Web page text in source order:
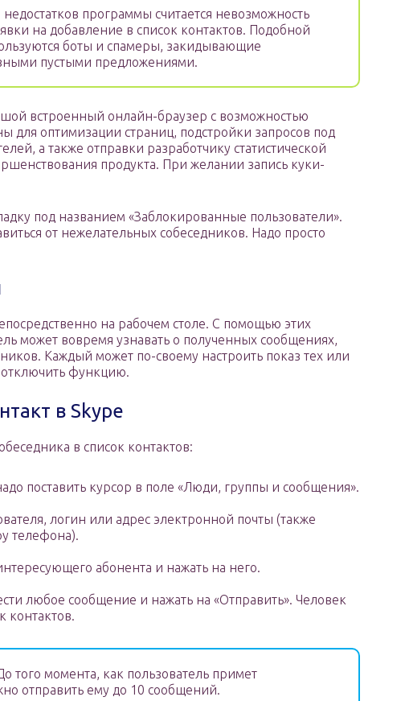
программы считается невозможность
на добавление в список контактов. Подобной
боты и спамеры, закидывающие
пустыми предложениями.
встроенный онлайн-браузер с возможностью
оптимизации страниц, подстройки запросов под
а также отправки разработчику статистической
продукта. При желании запись куки-
под названием «Заблокированные пользователи».
от нежелательных собеседников. Надо просто
на рабочем столе. С помощью этих
может вовремя узнавать о полученных сообщениях,
Каждый может по-своему настроить показ тех или
функцию.
в Skype
в список контактов:
поставить курсор в поле «Люди, группы и сообщения».
логин или адрес электронной почты (также
телефона).
абонента и нажать на него.
любое сообщение и нажать на «Отправить». Человек
контактов.
того момента, как пользователь примет
отправить ему до 10 сообщений.